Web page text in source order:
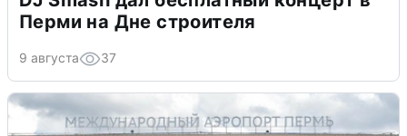
Перми на Дне строителя
9 августа 37